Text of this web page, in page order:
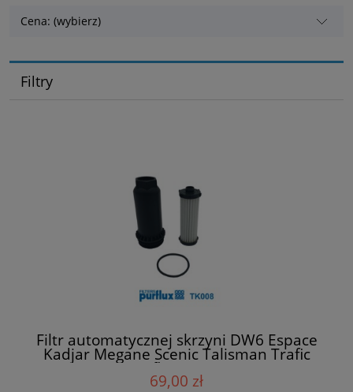
Cena: (wybierz)
Filtry
Filtr automatycznej skrzyni DW6 Espace
Kadjar Megane Scenic Talisman Trafic
Purflux TK008
69,00 zł